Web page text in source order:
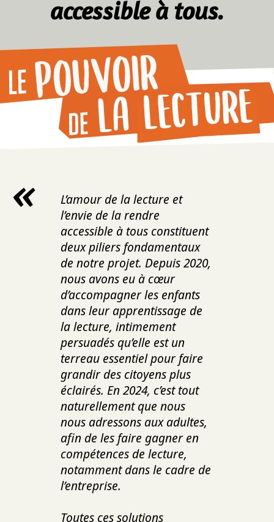
accessible à tous.
L’amour de la lecture et
l’envie de la rendre
accessible à tous constituent
deux piliers fondamentaux
de notre projet. Depuis 2020,
nous avons eu à cœur
d’accompagner les enfants
dans leur apprentissage de
la lecture, intimement
persuadés qu’elle est un
terreau essentiel pour faire
grandir des citoyens plus
éclairés. En 2024, c’est tout
naturellement que nous
nous adressons aux adultes,
afin de les faire gagner en
compétences de lecture,
notamment dans le cadre de
l’entreprise.
Toutes ces solutions